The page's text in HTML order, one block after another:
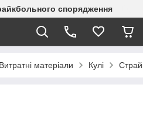
спорядження
Витратні матеріали Кулі